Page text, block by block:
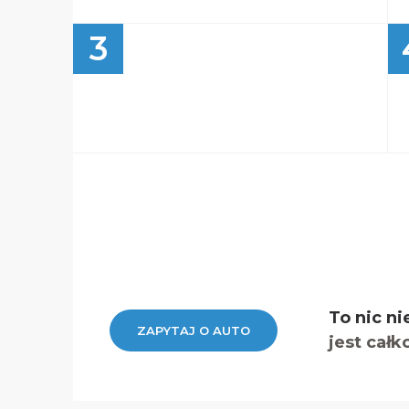
3
ZAPYTAJ O AUTO
To nic
jest